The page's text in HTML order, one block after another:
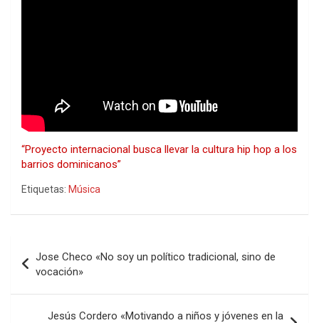
“Proyecto internacional busca llevar la cultura hip hop a los
barrios dominicanos”
Etiquetas: Música
de
entradas
Jose Checo «No soy un político tradicional, sino de
vocación»
Jesús Cordero «Motivando a niños y jóvenes en la